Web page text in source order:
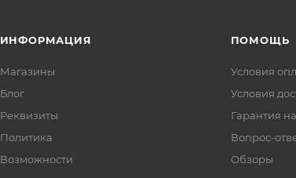
ИНФОРМАЦИЯ
Магазины
Блог
Реквизиты
Политика
Возможности
ПОМОЩЬ
Условия
Условия
Гарантия
Вопрос-
Обзоры